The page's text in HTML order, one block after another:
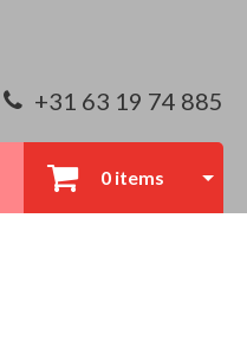
+31 63 19 74 885
0 items